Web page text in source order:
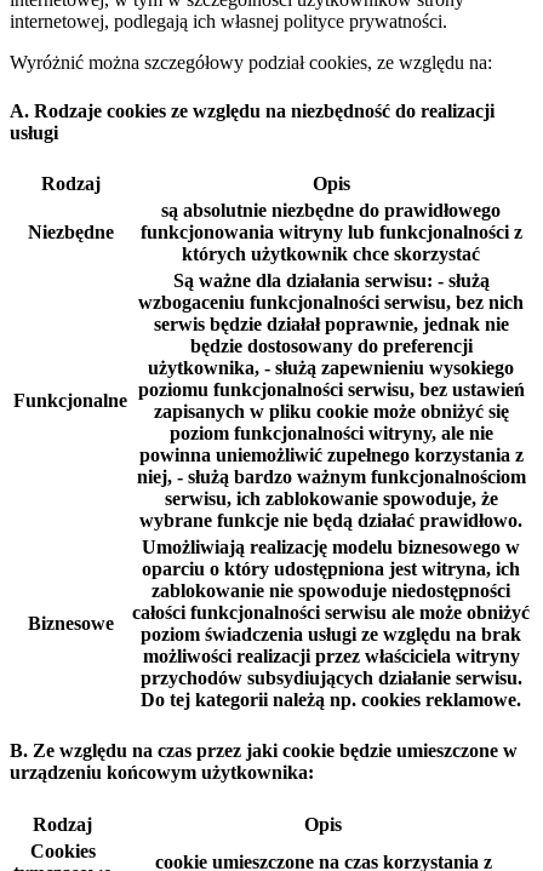
internetowej, podlegają ich własnej polityce prywatności.
Wyróżnić można szczegółowy podział cookies, ze względu na:
A. Rodzaje cookies ze względu na niezbędność do realizacji
usługi
Rodzaj Opis
Niezbędne
są absolutnie niezbędne do prawidłowego
funkcjonowania witryny lub funkcjonalności z
których użytkownik chce skorzystać
Funkcjonalne
Są ważne dla działania serwisu: - służą
wzbogaceniu funkcjonalności serwisu, bez nich
serwis będzie działał poprawnie, jednak nie
będzie dostosowany do preferencji
użytkownika, - służą zapewnieniu wysokiego
poziomu funkcjonalności serwisu, bez ustawień
zapisanych w pliku cookie może obniżyć się
poziom funkcjonalności witryny, ale nie
powinna uniemożliwić zupełnego korzystania z
niej, - służą bardzo ważnym funkcjonalnościom
serwisu, ich zablokowanie spowoduje, że
wybrane funkcje nie będą działać prawidłowo.
Biznesowe
Umożliwiają realizację modelu biznesowego w
oparciu o który udostępniona jest witryna, ich
zablokowanie nie spowoduje niedostępności
całości funkcjonalności serwisu ale może obniżyć
poziom świadczenia usługi ze względu na brak
możliwości realizacji przez właściciela witryny
przychodów subsydiujących działanie serwisu.
Do tej kategorii należą np. cookies reklamowe.
B. Ze względu na czas przez jaki cookie będzie umieszczone w
urządzeniu końcowym użytkownika:
Rodzaj
Opis
Cookies
cookie umieszczone na czas korzystania z